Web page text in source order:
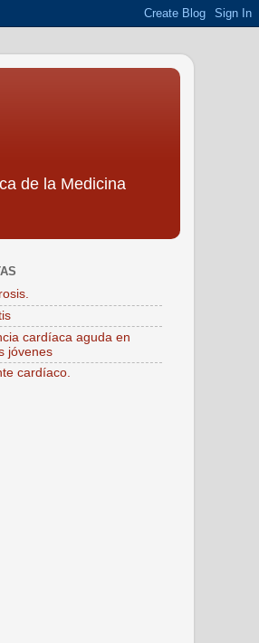
de la Medicina
cardíaca aguda en
jóvenes
cardíaco.